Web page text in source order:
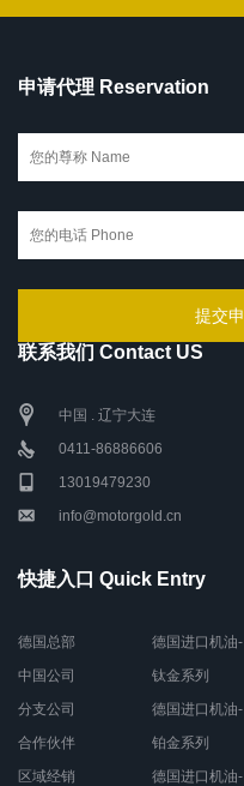
申请代理 Reservation
联系我们 Contact US
中国 . 辽宁大连
0411-86886606
13019479230
info@motorgold.cn
快捷入口 Quick Entry
德国总部
中国公司
分支公司
合作伙伴
区域经销
德国进口机油-
钛金系列
德国进口机油-
铂金系列
德国进口机油-